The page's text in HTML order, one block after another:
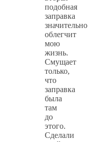
подобная
заправка
значительно
облегчит
мою
жизнь.
Смущает
только,
что
заправка
была
там
до
этого.
Сделали